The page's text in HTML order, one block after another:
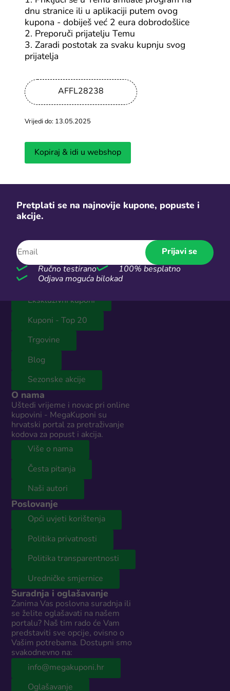
dnu stranice ili u aplikaciji putem ovog
kupona - dobiješ već 2 eura dobrodošlice
2. Preporuči prijatelju Temu
3. Zaradi postotak za svaku kupnju svog
prijatelja
AFFL28238
Vrijedi do: 13.05.2025
Kopiraj & idi u webshop
Pretplati se na najnovije kupone, popuste i
akcije.
Prijavi se
Ručno testirano
100% besplatno
Odjava moguća bilokad
Pronašli smo najbolje popuste koji će ti omogućiti da taj
san koji si upravo zamislio pretvoriš u stvarnost - ne
čekaj, već kupi tu vrtnu ljuljačku, nabavi roštilj za iduće
okupljanje ili razveseli cvijeće novim posudama!
MegaKuponi Newsletter
Pretplatnici na naš newsletter primaju najbolje kupone i
akcije izravno u svoj inbox.
Prijavi seza najveću uštedu!
MegaKuponi postoji zahvaljujući podršci svoje publike.
dobiti malu proviziju od partnera.
Ekskluzivni kuponi
Kuponi - Top 20
Trgovine
Blog
Sezonske akcije
O nama
Uštedi vrijeme i novac pri online
kupovini - MegaKuponi su
hrvatski portal za pretraživanje
kodova za popust i akcija.
Više o nama
Česta pitanja
Naši autori
Poslovanje
Opći uvjeti korištenja
Politika privatnosti
Politika transparentnosti
Uredničke smjernice
Suradnja i oglašavanje
Zanima Vas poslovna suradnja ili
se želite oglašavati na našem
portalu? Naš tim rado će Vam
predstaviti sve opcije, ovisno o
Vašim potrebama. Dostupni smo
svakodnevno na:
info@megakuponi.hr
Oglašavanje